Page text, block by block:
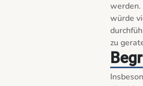
werden.
würde
zu